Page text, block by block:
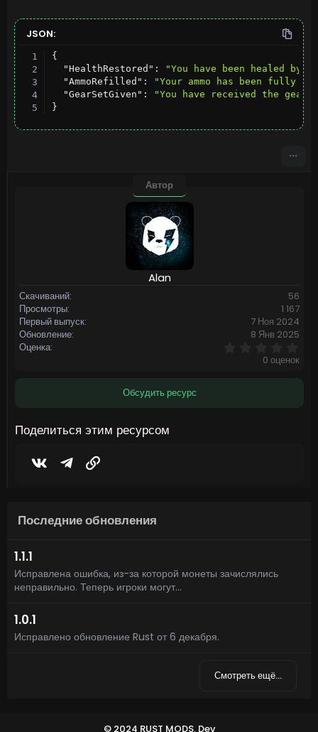
JSON:
{
"HealthRestored" :
"You have been healed by
"AmmoRefilled" :
"Your ammo has been fully
"GearSetGiven" :
"You have received the gear
}
Автор
Alan
Скачиваний
56
Просмотры
1 167
Первый выпуск
7 Ноя 2024
Обновление
8 Янв 2025
Оценка
,
0 оценок
Обсудить ресурс
Поделиться этим ресурсом
VkontakteTelegram
Последние обновления
1.1.1
Исправлена ошибка, из-за которой монеты зачислялись
неправильно. Теперь игроки могут...
1.0.1
Исправлено обновление Rust от 6 декабря.
Смотреть ещё…
© 2024 RUST MODS, Dev